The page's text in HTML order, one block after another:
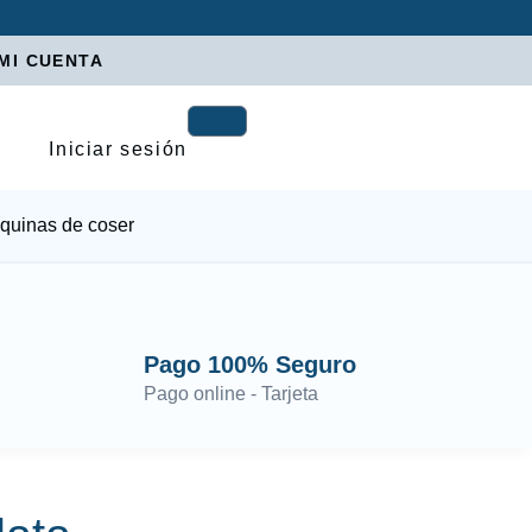
CUENTA
Iniciar sesión
de coser
Pago 100% Seguro
Pago online - Tarjeta